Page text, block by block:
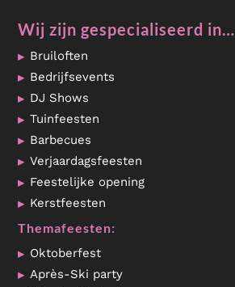
Wij zijn gespecialiseerd in…
Bruiloften
Bedrijfsevents
DJ Shows
Tuinfeesten
Barbecues
Verjaardagsfeesten
Feestelijke opening
Kerstfeesten
Themafeesten:
Oktoberfest
Après-Ski party